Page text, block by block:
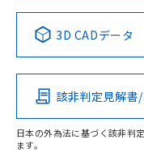
Pb Hg
O
3D CADデータ
該非判定見解書
日本の外為法に基づく該非判
ます。